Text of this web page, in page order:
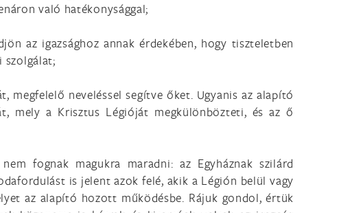
való hatékonysággal;
az igazsághoz annak érdekében, hogy tiszteletben
szolgálat;
megfelelő neveléssel segítve őket. Ugyanis az alapító
mely a Krisztus Légióját megkülönbözteti, és az ő
fognak magukra maradni: az Egyháznak szilárd
is jelent azok felé, akik a Légión belül vagy
az alapító hozott működésbe. Rájuk gondol, értük